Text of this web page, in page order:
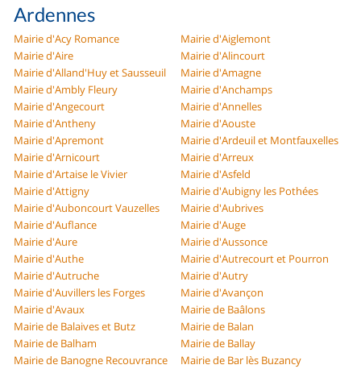
Ardennes
Mairie d'Acy Romance
Mairie d'Aiglemont
Mairie d'Aire
Mairie d'Alincourt
Mairie d'Alland'Huy et Sausseuil
Mairie d'Amagne
Mairie d'Ambly Fleury
Mairie d'Anchamps
Mairie d'Angecourt
Mairie d'Annelles
Mairie d'Antheny
Mairie d'Aouste
Mairie d'Apremont
Mairie d'Ardeuil et Montfauxelles
Mairie d'Arnicourt
Mairie d'Arreux
Mairie d'Artaise le Vivier
Mairie d'Asfeld
Mairie d'Attigny
Mairie d'Aubigny les Pothées
Mairie d'Auboncourt Vauzelles
Mairie d'Aubrives
Mairie d'Auflance
Mairie d'Auge
Mairie d'Aure
Mairie d'Aussonce
Mairie d'Authe
Mairie d'Autrecourt et Pourron
Mairie d'Autruche
Mairie d'Autry
Mairie d'Auvillers les Forges
Mairie d'Avançon
Mairie d'Avaux
Mairie de Baâlons
Mairie de Balaives et Butz
Mairie de Balan
Mairie de Balham
Mairie de Ballay
Mairie de Banogne Recouvrance
Mairie de Bar lès Buzancy